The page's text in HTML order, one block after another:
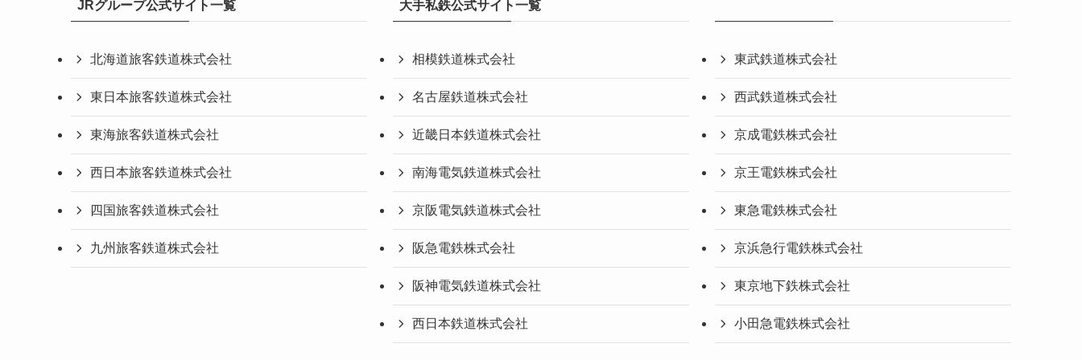
JRグループ公式サイト一覧
北海道旅客鉄道株式会社
東日本旅客鉄道株式会社
東海旅客鉄道株式会社
西日本旅客鉄道株式会社
四国旅客鉄道株式会社
九州旅客鉄道株式会社
大手私鉄公式サイト一覧
相模鉄道株式会社
名古屋鉄道株式会社
近畿日本鉄道株式会社
南海電気鉄道株式会社
京阪電気鉄道株式会社
阪急電鉄株式会社
阪神電気鉄道株式会社
西日本鉄道株式会社
東武鉄道株式会社
西武鉄道株式会社
京成電鉄株式会社
京王電鉄株式会社
東急電鉄株式会社
京浜急行電鉄株式会社
東京地下鉄株式会社
小田急電鉄株式会社